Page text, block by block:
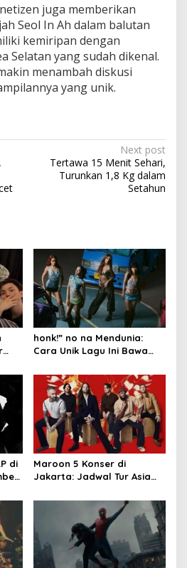
juga memberikan
Seol In Ah dalam balutan
kemiripan dengan
Selatan yang sudah dikenal.
menambah diskusi
yang unik.
Next post
Tertawa 15 Menit Sehari,
Turunkan 1,8 Kg dalam
Setahun
honk!” no na Mendunia:
Cara Unik Lagu Ini Bawa
di
Maroon 5 Konser di
Jakarta: Jadwal Tur Asia